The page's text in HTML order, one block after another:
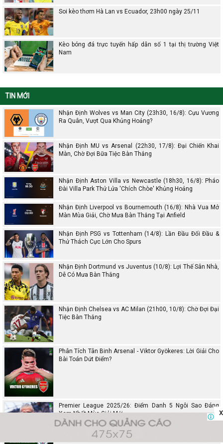
Soi kèo thơm Hà Lan vs Ecuador, 23h00 ngày 25/11
Kèo bóng đá trực tuyến hấp dẫn số 1 tại thị trường Việt
Nam
TIN MỚI
Nhận Định Wolves vs Man City (23h30, 16/8): Cựu Vương
Ra Quân, Vượt Qua Khủng Hoảng?
Nhận Định MU vs Arsenal (22h30, 17/8): Đại Chiến Khai
Màn, Chờ Đợi Bữa Tiệc Bàn Thắng
Nhận Định Aston Villa vs Newcastle (18h30, 16/8): Pháo
Đài Villa Park Thử Lửa 'Chích Chòe' Khủng Hoảng
Nhận Định Liverpool vs Bournemouth (16/8): Nhà Vua Mở
Màn Mùa Giải, Chờ Mưa Bàn Thắng Tại Anfield
Nhận Định PSG vs Tottenham (14/8): Lần Đầu Đối Đầu &
Thử Thách Cực Lớn Cho Spurs
Nhận Định Dortmund vs Juventus (10/8): Lợi Thế Sân Nhà,
Dễ Có Mưa Bàn Thắng
Nhận Định Chelsea vs AC Milan (21h00, 10/8): Chờ Đợi Đại
Tiệc Bàn Thắng
Phân Tích Tân Binh Arsenal - Viktor Gyökeres: Lời Giải Cho
Bài Toán Dứt Điểm?
Premier League 2025/26: Điểm Danh 5 Ngôi Sao Đáng
Xem Nhất Mùa Giải Mới
x